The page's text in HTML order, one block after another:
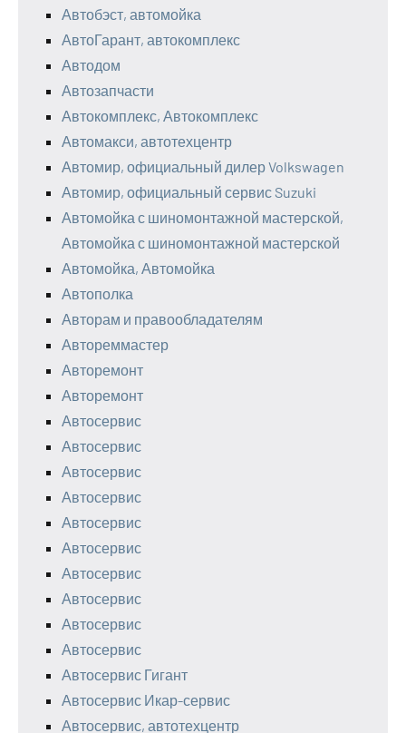
Автобэст, автомойка
АвтоГарант, автокомплекс
Автодом
Автозапчасти
Автокомплекс, Автокомплекс
Автомакси, автотехцентр
Автомир, официальный дилер Volkswagen
Автомир, официальный сервис Suzuki
Автомойка с шиномонтажной мастерской,
Автомойка с шиномонтажной мастерской
Автомойка, Автомойка
Автополка
Авторам и правообладателям
Автореммастер
Авторемонт
Авторемонт
Автосервис
Автосервис
Автосервис
Автосервис
Автосервис
Автосервис
Автосервис
Автосервис
Автосервис
Автосервис
Автосервис Гигант
Автосервис Икар-сервис
Автосервис, автотехцентр